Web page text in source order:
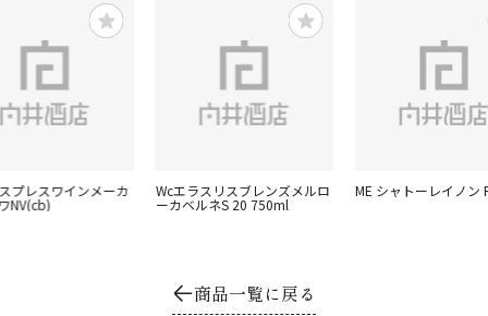
プレスワインメーカ
NV(cb)
Wcエラスリスブレンズメルロ
ーカベルネS 20 750ml
ME シャトーレイノン
商品一覧に戻る